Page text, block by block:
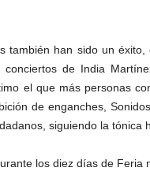
también han sido un
de India
el que más personas
de enganches,
siguiendo la tónica
los diez días de Feria